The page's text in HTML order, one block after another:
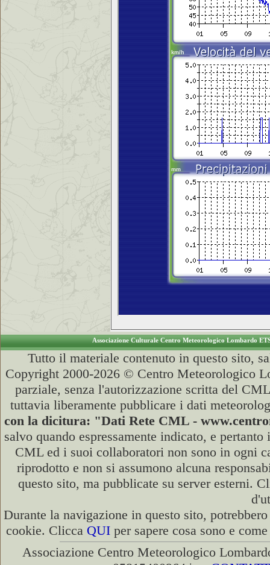
Associazione Culturale Centro Meteorologico Lombardo
Tutto il materiale contenuto in questo sito,
Copyright 2000-2026 © Centro Meteorologico
parziale, senza l'autorizzazione scritta del
tuttavia liberamente pubblicare i dati
con la dicitura: "Dati Rete CML -
salvo quando espressamente indicato, e
CML ed i suoi collaboratori non sono in ogni
riprodotto e non si assumono alcuna
questo sito, ma pubblicate su server esterni.
Durante la navigazione in questo sito,
cookie. Clicca QUI per sapere cosa sono e
Associazione Centro Meteorologico